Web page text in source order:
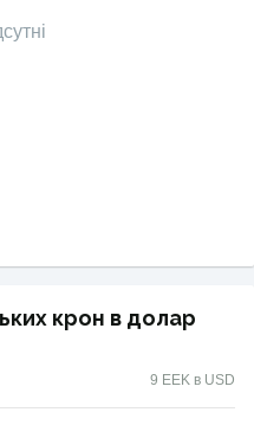
крон в долар
9 EEK в USD